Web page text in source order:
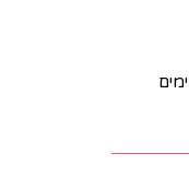
לפי החוק, ניתן לבטל עסקה באמצעות הודעה לכתובת הדוא"ל של החברה הנמצאת תחת הכותרת "דרכי יצירת קשר". לאחר ביטול העסקה הינך זכאי להחזר כספי של עד 14 ימים